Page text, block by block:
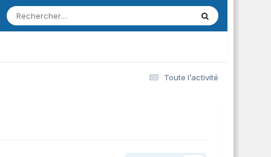
Toute l’activité